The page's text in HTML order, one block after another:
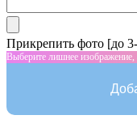
Прикрепить фото [до
Выберите лишнее